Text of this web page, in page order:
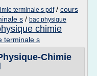
terminale s pdf/ cours
s / bac physique
chimie
terminale s
Chimie